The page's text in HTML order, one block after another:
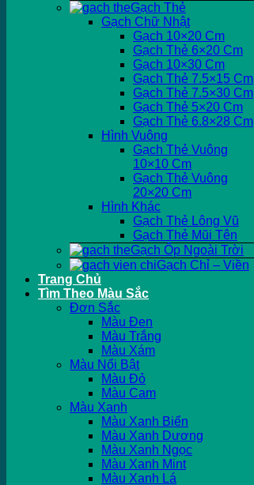
Gạch Thẻ
Gạch Chữ Nhật
Gạch 10×20 Cm
Gạch Thẻ 6×20 Cm
Gạch 10×30 Cm
Gạch Thẻ 7.5×15 Cm
Gạch Thẻ 7.5×30 Cm
Gạch Thẻ 5×20 Cm
Gạch Thẻ 6.8×28 Cm
Hình Vuông
Gạch Thẻ Vuông
10×10 Cm
Gạch Thẻ Vuông
20×20 Cm
Hình Khác
Gạch Thẻ Lông Vũ
Gạch Thẻ Mũi Tên
Gạch Ốp Ngoài Trời
Gạch Chỉ – Viền
Trang Chủ
Tìm Theo Màu Sắc
Đơn Sắc
Màu Đen
Màu Trắng
Màu Xám
Màu Nổi Bật
Màu Đỏ
Màu Cam
Màu Xanh
Màu Xanh Biển
Màu Xanh Dương
Màu Xanh Ngọc
Màu Xanh Mint
Màu Xanh Lá